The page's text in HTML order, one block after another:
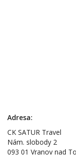
Adresa:
CK SATUR Travel
Nám. slobody 2
093 01 Vranov nad